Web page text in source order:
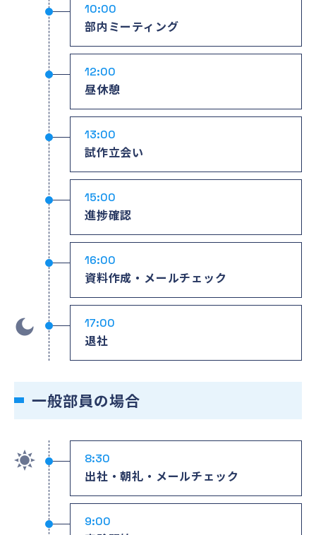
10:00
部内ミーティング
12:00
昼休憩
13:00
試作立会い
15:00
進捗確認
16:00
資料作成・メールチェック
17:00
退社
一般部員の場合
8:30
出社・朝礼・メールチェック
9:00